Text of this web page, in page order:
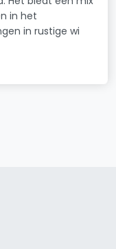
in het
in rustige wi